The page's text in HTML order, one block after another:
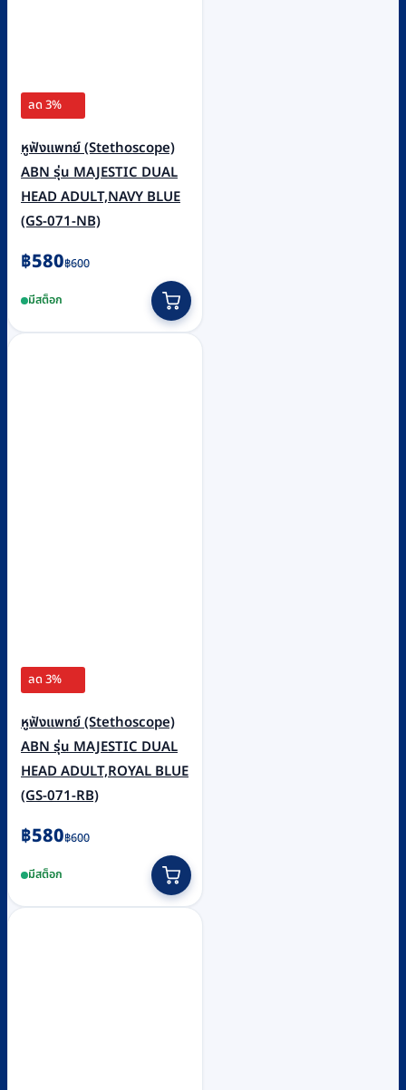
ลด 3%
หูฟังแพทย์ (Stethoscope)
ABN รุ่น MAJESTIC DUAL
HEAD ADULT,NAVY BLUE
(GS-071-NB)
฿600
Original
was:
฿600.
฿580
Current
is:
฿580.
มีสต็อก
ลด 3%
หูฟังแพทย์ (Stethoscope)
ABN รุ่น MAJESTIC DUAL
HEAD ADULT,ROYAL BLUE
(GS-071-RB)
฿600
Original
was:
฿600.
฿580
Current
is:
฿580.
มีสต็อก